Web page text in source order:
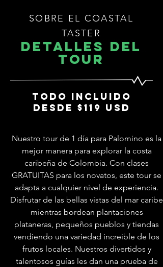
SOBRE EL COASTAL
TASTER
DETALLES DEL
TOUR
TODO INCLUIDO
DESDE $119 USD
Nuestro tour de 1 día para Palomino es la
mejor manera para explorar la costa
caribeña de Colombia. Con clases
GRATUITAS para los novatos, este tour se
adapta a cualquier nivel de experiencia.
Disfrutar de las bellas vistas del mar caribe
mientras bordean plantaciones
plataneras, pequeños pueblos y tiendas
vendiendo una variedad increíble de los
frutos locales. Nuestros divertidos y
talentosos guías les dan una prueba de